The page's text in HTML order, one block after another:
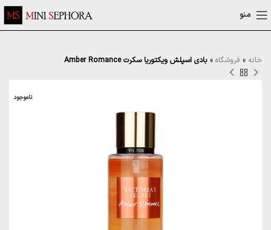
منو
خانه » فروشگاه » بادی اسپلش ویکتوریا سکرت Amber Romance
ناموجود